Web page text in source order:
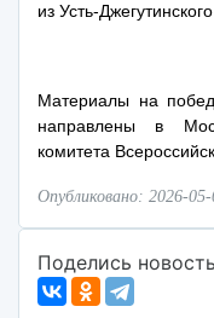
из Усть-
Материалы на
направлены в
комитета
Опубликовано: 2026-
Поделись